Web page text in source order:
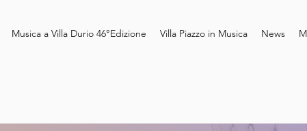
Musica a Villa Durio 46°Edizione Villa Piazzo in Musica News